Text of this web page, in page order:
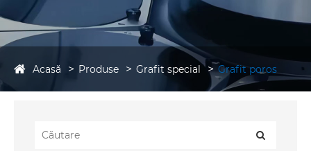
Acasă Produse Grafit special Grafit poros